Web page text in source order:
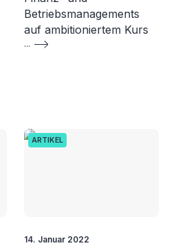
Betriebsmanagements
auf ambitioniertem Kurs
...
ARTIKEL
14. Januar 2022